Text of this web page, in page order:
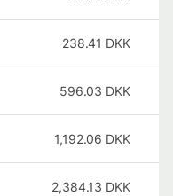
238.41 DKK
596.03 DKK
1,192.06 DKK
2,384.13 DKK